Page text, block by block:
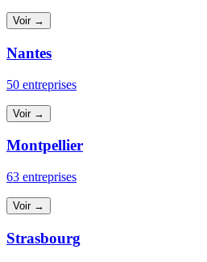
Voir →
Nantes
50 entreprises
Voir →
Montpellier
63 entreprises
Voir →
Strasbourg